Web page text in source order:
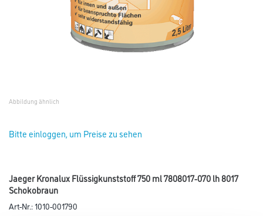
Abbildung ähnlich
Bitte einloggen, um Preise zu sehen
Jaeger Kronalux Flüssigkunststoff 750 ml 7808017-070 lh 8017
Schokobraun
Art-Nr.:1010-001790